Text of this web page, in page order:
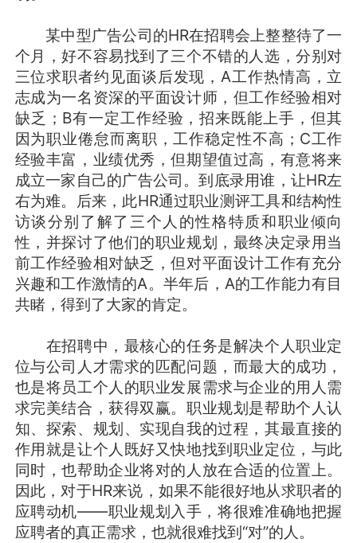
某中型广告公司的HR在招聘会上整整待了一
个月，好不容易找到了三个不错的人选，分别对
三位求职者约见面谈后发现，A工作热情高，立
志成为一名资深的平面设计师，但工作经验相对
缺乏；B有一定工作经验，招来既能上手，但其
因为职业倦怠而离职，工作稳定性不高；C工作
经验丰富，业绩优秀，但期望值过高，有意将来
成立一家自己的广告公司。到底录用谁，让HR左
右为难。后来，此HR通过职业测评工具和结构性
访谈分别了解了三个人的性格特质和职业倾向
性，并探讨了他们的职业规划，最终决定录用当
前工作经验相对缺乏，但对平面设计工作有充分
兴趣和工作激情的A。半年后，A的工作能力有目
共睹，得到了大家的肯定。
在招聘中，最核心的任务是解决个人职业定
位与公司人才需求的匹配问题，而最大的成功，
也是将员工个人的职业发展需求与企业的用人需
求完美结合，获得双赢。职业规划是帮助个人认
知、探索、规划、实现自我的过程，其最直接的
作用就是让个人既好又快地找到职业定位，与此
同时，也帮助企业将对的人放在合适的位置上。
因此，对于HR来说，如果不能很好地从求职者的
应聘动机——职业规划入手，将很难准确地把握
应聘者的真正需求，也就很难找到“对”的人。